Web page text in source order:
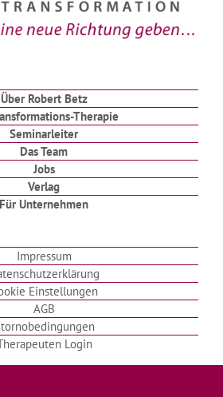
Über Robert Betz
Therapie
Seminarleiter
Das Team
Jobs
Verlag
Für Unternehmen
Impressum
Einstellungen
AGB
Login